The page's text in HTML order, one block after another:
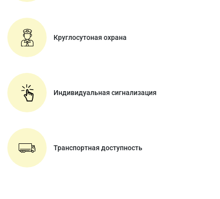
Круглосутоная охрана
Индивидуальная сигнализация
Транспортная доступность